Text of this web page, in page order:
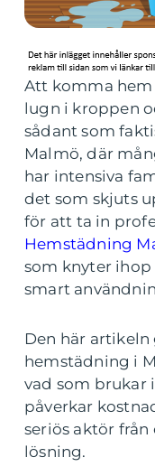
Att komma
lugn i kroppen
sådant som
Malmö, där
har intensiva
det som skjuts
för att ta in
Hemstädning
som knyter
smart
Den här
hemstädning i
vad som brukar
påverkar
seriös aktör
lösning.